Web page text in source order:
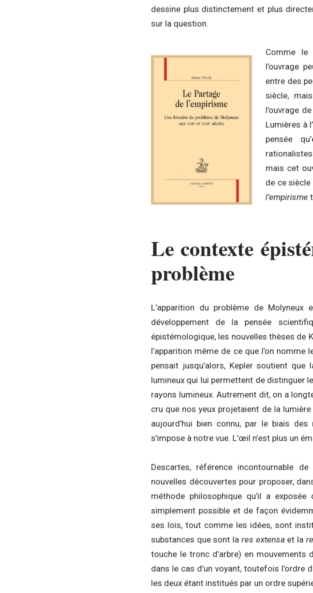
dessine plus distinctement et plus
sur la question.
Comme le
l’ouvrage
entre des
siècle,
l’ouvrage
Lumières à
pensée
mais cet
de ce
l’empirisme
Le contexte
problème
L’apparition du problème de
développement de la pensée
épistémologique, les nouvelles thèses de
l’apparition même de ce que l’on
pensait jusqu’alors, Kepler soutient
lumineux qui lui permettent de distinguer
rayons lumineux. Autrement dit, on a
cru que nos yeux projetaient de la
aujourd’hui bien connu, par le biais
s’impose à notre vue. L’œil n’est plus un
Descartes, référence incontournable
nouvelles découvertes pour proposer,
méthode philosophique qu’il a exposée
simplement possible et de façon
ses lois, tout comme les idées, sont
substances que sont la res extensa et la
touche le tronc d’arbre) en mouvements
dans le cas d’un voyant, toutefois
les deux étant institués par un ordre